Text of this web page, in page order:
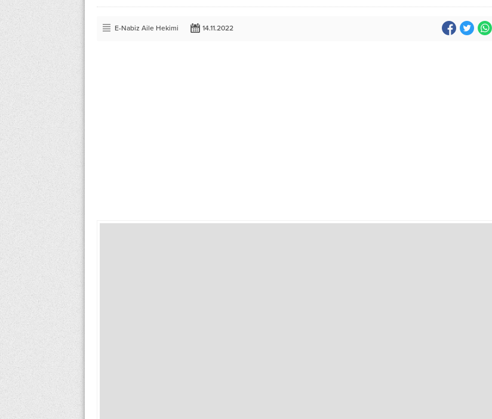
E-Nabiz Aile Hekimi 14.11.2022